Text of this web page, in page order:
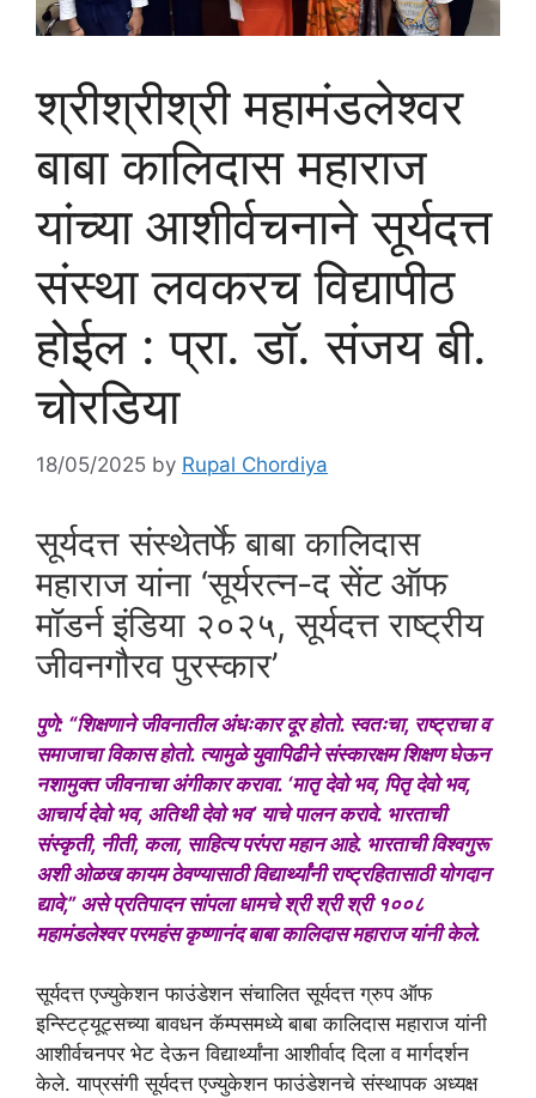
श्रीश्रीश्री महामंडलेश्वर
बाबा कालिदास महाराज
यांच्या आशीर्वचनाने सूर्यदत्त
संस्था लवकरच विद्यापीठ
होईल : प्रा. डॉ. संजय बी.
चोरडिया
18/05/2025 by Rupal Chordiya
सूर्यदत्त संस्थेतर्फे बाबा कालिदास
महाराज यांना ‘सूर्यरत्न-द सेंट ऑफ
मॉडर्न इंडिया २०२५, सूर्यदत्त राष्ट्रीय
जीवनगौरव पुरस्कार’
पुणे: “शिक्षणाने जीवनातील अंधःकार दूर होतो. स्वतःचा, राष्ट्राचा व
समाजाचा विकास होतो. त्यामुळे युवापिढीने संस्कारक्षम शिक्षण घेऊन
नशामुक्त जीवनाचा अंगीकार करावा. ‘मातृ देवो भव, पितृ देवो भव,
आचार्य देवो भव, अतिथी देवो भव’ याचे पालन करावे. भारताची
संस्कृती, नीती, कला, साहित्य परंपरा महान आहे. भारताची विश्वगुरू
अशी ओळख कायम ठेवण्यासाठी विद्यार्थ्यांनी राष्ट्रहितासाठी योगदान
द्यावे,” असे प्रतिपादन सांपला धामचे श्री श्री श्री १००८
महामंडलेश्वर परमहंस कृष्णानंद बाबा कालिदास महाराज यांनी केले.
सूर्यदत्त एज्युकेशन फाउंडेशन संचालित सूर्यदत्त ग्रुप ऑफ
इन्स्टिट्यूट्सच्या बावधन कॅम्पसमध्ये बाबा कालिदास महाराज यांनी
आशीर्वचनपर भेट देऊन विद्यार्थ्यांना आशीर्वाद दिला व मार्गदर्शन
केले. याप्रसंगी सूर्यदत्त एज्युकेशन फाउंडेशनचे संस्थापक अध्यक्ष